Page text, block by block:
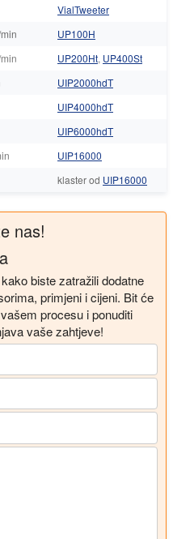
VialTweeter
UP100H
UP200Ht, UP400St
UIP2000hdT
UIP4000hdT
UIP6000hdT
UIP16000
klaster od UIP16000
nas!
biste zatražili dodatne
primjeni i cijeni. Bit će
procesu i ponuditi
vaše zahtjeve!